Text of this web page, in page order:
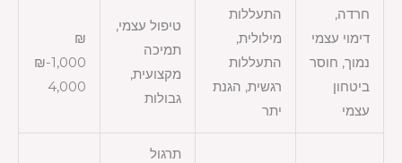
חרדה,
דימוי עצמי
נמוך, חוסר
ביטחון
עצמי
התעללות
מילולית,
התעללות
רגשית, הגנת
יתר
טיפול עצמי,
תמיכה
מקצועית,
גבולות
₪
1,000-₪
4,000
תרגול